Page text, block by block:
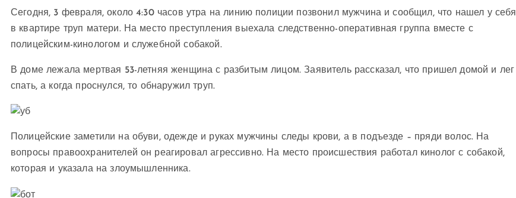
Сегодня, 3 февраля, около 4:30 часов утра на линию полиции позвонил мужчина и сообщил, что нашел у себя
в квартире труп матери. На место преступления выехала следственно-оперативная группа вместе с
полицейским-кинологом и служебной собакой.
В доме лежала мертвая 53-летняя женщина с разбитым лицом. Заявитель рассказал, что пришел домой и лег
спать, а когда проснулся, то обнаружил труп.
Полицейские заметили на обуви, одежде и руках мужчины следы крови, а в подъезде – пряди волос. На
вопросы правоохранителей он реагировал агрессивно. На место происшествия работал кинолог с собакой,
которая и указала на злоумышленника.